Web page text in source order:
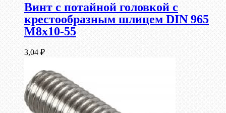
Винт с потайной головкой с
крестообразным шлицем DIN 965
М8х10-55
3,04 ₽